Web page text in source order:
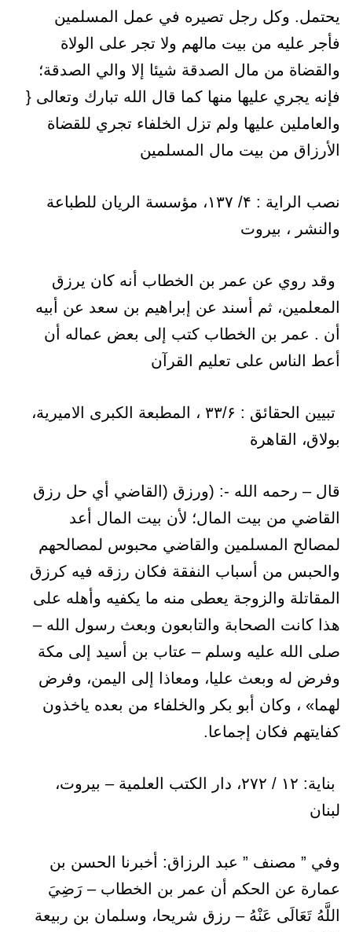
يحتمل. وكل رجل تصيره في عمل المسلمين
فأجر عليه من بيت مالهم ولا تجر على الولاة
والقضاة من مال الصدقة شيئا إلا والي الصدقة؛
فإنه يجري عليها منها كما قال الله تبارك وتعالى {
والعاملين عليها ولم تزل الخلفاء تجري للقضاة
الأرزاق من بيت مال المسلمين
نصب الراية : ۴/ ۱۳۷، مؤسسة الريان للطباعة
والنشر ، بیروت
وقد روي عن عمر بن الخطاب أنه كان يرزق
المعلمين، ثم أسند عن إبراهيم بن سعد عن أبيه
أن . عمر بن الخطاب كتب إلى بعض عماله أن
أعط الناس على تعليم القرآن
تبیین الحقائق : ۳۳/۶ ، المطبعة الكبرى الاميرية،
بولاق، القاهرة
قال – رحمه الله -: (ورزق (القاضي أي حل رزق
القاضي من بيت المال؛ لأن بيت المال أعد
لمصالح المسلمين والقاضي محبوس لمصالحهم
والحبس من أسباب النفقة فكان رزقه فيه كرزق
المقاتلة والزوجة يعطى منه ما يكفيه وأهله على
هذا كانت الصحابة والتابعون وبعث رسول الله –
صلى الله عليه وسلم – عتاب بن أسيد إلى مكة
وفرض له وبعث عليا، ومعاذا إلى اليمن، وفرض
لهما» ، وكان أبو بكر والخلفاء من بعده ياخذون
كفايتهم فكان إجماعا.
بنایة: ۱۲ / ۲۷۲، دار الكتب العلمية – بيروت،
لبنان
وفي ” مصنف ” عبد الرزاق: أخبرنا الحسن بن
عمارة عن الحكم أن عمر بن الخطاب – رَضِيَ
اللَّهُ تَعَالَى عَنْهُ – رزق شريحا، وسلمان بن ربيعة